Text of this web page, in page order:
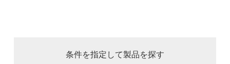
条件を指定して製品を探す